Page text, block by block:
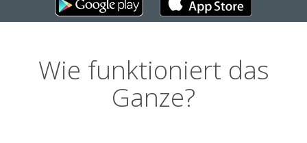
Wie funktioniert das
Ganze?